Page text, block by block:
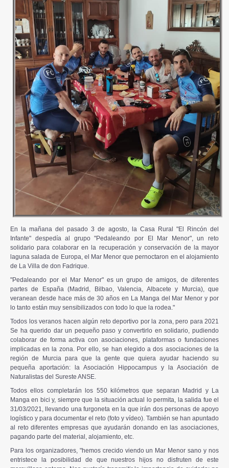
En la mañana del pasado 3 de agosto, la Casa Rural "El Rincón del
Infante" despedía al grupo "Pedaleando por El Mar Menor", un reto
solidario para colaborar en la recuperación y conservación de la mayor
laguna salada de Europa, el Mar Menor que pernoctaron en el alojamiento
de La Villa de don Fadrique.
"Pedaleando por el Mar Menor" es un grupo de amigos, de diferentes
partes de España (Madrid, Bilbao, Valencia, Albacete y Murcia), que
veranean desde hace más de 30 años en La Manga del Mar Menor y por
lo tanto están muy sensibilizados con todo lo que la rodea."
Todos los veranos hacen algún reto deportivo por la zona, pero para 2021
Se ha querido dar un pequeño paso y convertirlo en solidario, pudiendo
colaborar de forma activa con asociaciones, plataformas o fundaciones
implicadas en la zona. Por ello, se han elegido a dos asociaciones de la
región de Murcia para que la gente que quiera ayudar haciendo su
pequeña aportación: la Asociación Hippocampus y la Asociación de
Naturalistas del Sureste ANSE.
Todos ellos completarán los 550 kilómetros que separan Madrid y La
Manga en bici y, siempre que la situación actual lo permita, la salida fue el
31/03/2021, llevando una furgoneta en la que irán dos personas de apoyo
logístico y para documentar el reto (foto y vídeo). También se han apuntado
al reto diferentes empresas que ayudarán donando en las asociaciones,
pagando parte del material, alojamiento, etc.
Para los organizadores, "hemos crecido viendo un Mar Menor sano y nos
entristece la posibilidad de que nuestros hijos no disfruten de este